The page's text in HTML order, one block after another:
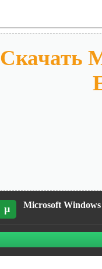
Скачать
µ Microsoft